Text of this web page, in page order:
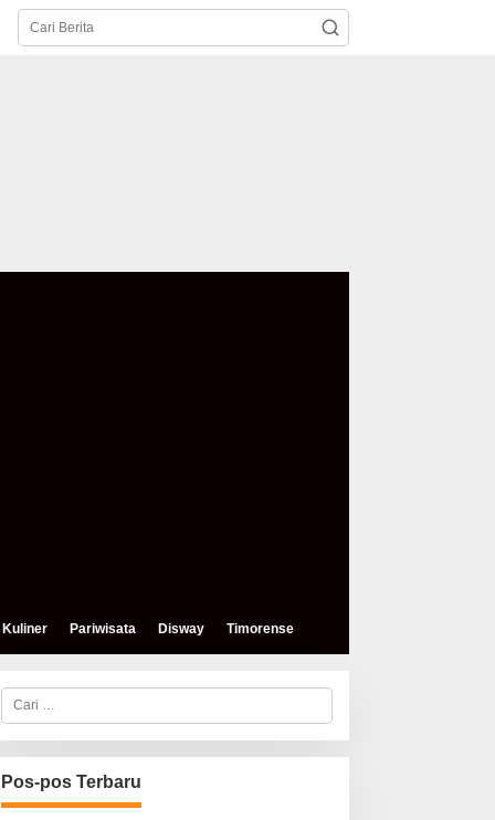
Kuliner Pariwisata Disway Timorense
Mokris Lay Salurkan
C
r
i
u
n
u
Pos-pos Terbaru